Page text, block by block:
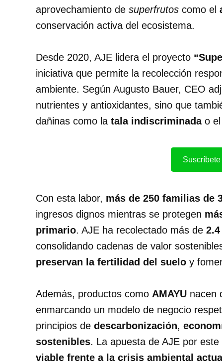
aprovechamiento de superfrutos como el
conservación activa del ecosistema.
Desde 2020, AJE lidera el proyecto
iniciativa que permite la recolección
ambiente. Según Augusto Bauer, CEO
nutrientes y antioxidantes, sino que
dañinas como la tala indiscriminadao el
Suscríbete
Con esta labor, más de 250 familias de
ingresos dignos mientras se protegen
primario. AJE ha recolectado más de
consolidando cadenas de valor
preservan la fertilidad del suelo y
Además, productos como AMAYU nacen
enmarcando un modelo de negocio
principios de descarbonización,
sostenibles. La apuesta de AJE por
viable frente a la crisis ambiental